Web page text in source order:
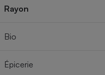
Rayon
Bio
Épicerie